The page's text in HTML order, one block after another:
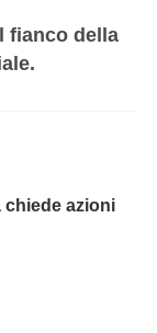
fianco della
chiede azioni